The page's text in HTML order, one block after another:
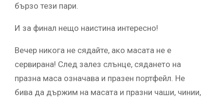
бързо тези пари.
И за финал нещо наистина интересно!
Вечер никога не сядайте, ако масата не е
сервирана! След залез слънце, сядането на
празна маса означава и празен портфейл. Не
бива да държим на масата и празни чаши, чинии,